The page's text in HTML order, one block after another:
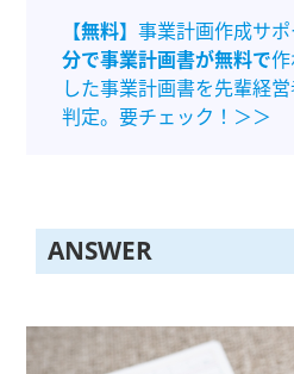
【無料】事業計画作成サ
分で事業計画書が無料で
した事業計画書を先輩経
判定。要チェック！＞＞
ANSWER